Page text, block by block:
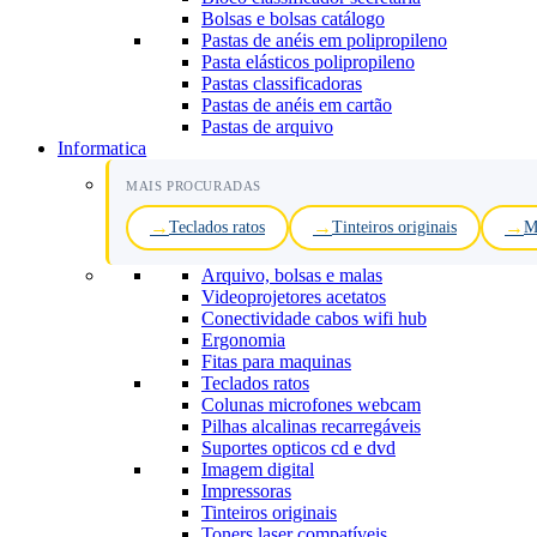
Bolsas e bolsas catálogo
Pastas de anéis em polipropileno
Pasta elásticos polipropileno
Pastas classificadoras
Pastas de anéis em cartão
Pastas de arquivo
Informatica
MAIS PROCURADAS
Teclados ratos Tinteiros originais
Arquivo, bolsas e malas
Videoprojetores acetatos
Conectividade cabos wifi hub
Ergonomia
Fitas para maquinas
Teclados ratos
Colunas microfones webcam
Pilhas alcalinas recarregáveis
Suportes opticos cd e dvd
Imagem digital
Impressoras
Tinteiros originais